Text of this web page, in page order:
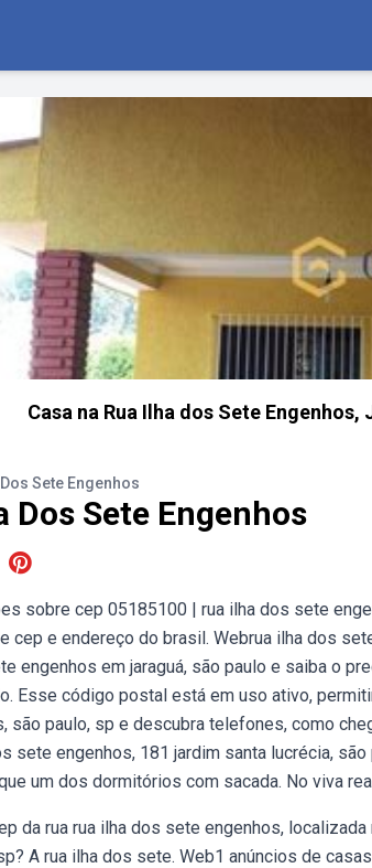
Casa na Rua Ilha dos Sete
Sete Engenhos
Dos Sete Engenhos
sobre cep 05185100 | rua ilha dos sete
cep e endereço do brasil. Webrua ilha dos
engenhos em jaraguá, são paulo e saiba o
Esse código postal está em uso ativo,
são paulo, sp e descubra telefones, como
sete engenhos, 181 jardim santa lucrécia,
um dos dormitórios com sacada. No viva
da rua rua ilha dos sete engenhos,
A rua ilha dos sete. Web1 anúncios de